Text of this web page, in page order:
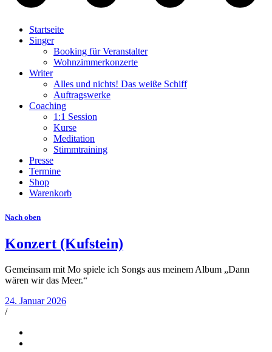
Startseite
Singer
Booking für Veranstalter
Wohnzimmerkonzerte
Writer
Alles und nichts! Das weiße Schiff
Auftragswerke
Coaching
1:1 Session
Kurse
Meditation
Stimmtraining
Presse
Termine
Shop
Warenkorb
Nach oben
Konzert (Kufstein)
Gemeinsam mit Mo spiele ich Songs aus meinem Album „Dann
wären wir das Meer.“
24. Januar 2026
/